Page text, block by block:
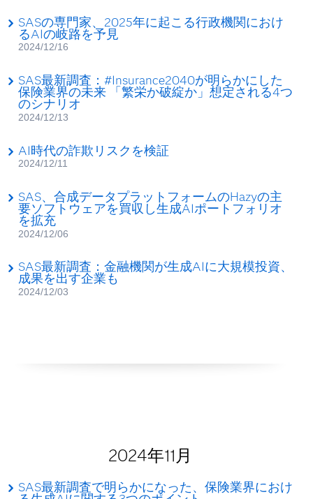
SASの専門家、2025年に起こる行政機関におけ
るAIの岐路を予見
2024/12/16
SAS最新調査​：​#Insurance2040が明らかにした
保険業界の未来 「繁栄か破綻か」想定される4つ
のシナリオ
2024/12/13
AI時代の詐欺リスクを検証
2024/12/11
SAS、合成データプラットフォームのHazyの主
要ソフトウェアを買収し生成AIポートフォリオ
を拡充
2024/12/06
SAS最新調査：金融機関が生成AIに大規模投資、
成果を出す企業も
2024/12/03
2024年11月
SAS最新調査で明らかになった、保険業界におけ